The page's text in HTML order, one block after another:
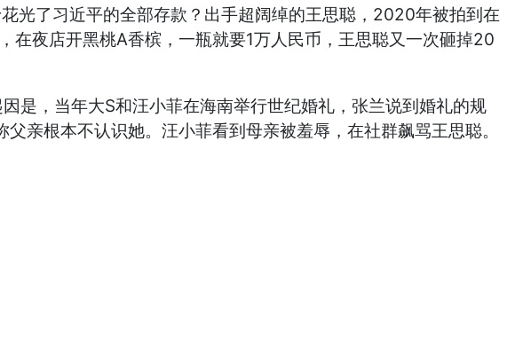
了习近平的全部存款？出手超阔绰的王思聪，2020年被拍到在
在夜店开黑桃A香槟，一瓶就要1万人民币，王思聪又一次砸掉20
，当年大S和汪小菲在海南举行世纪婚礼，张兰说到婚礼的规
亲根本不认识她。汪小菲看到母亲被羞辱，在社群飙骂王思聪。